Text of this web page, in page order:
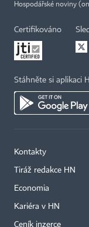
Hospodářské noviny
Certifikováno
Stáhněte si aplikaci
Kontakty
Tiráž redakce HN
Economia
Kariéra v HN
Ceník inzerce